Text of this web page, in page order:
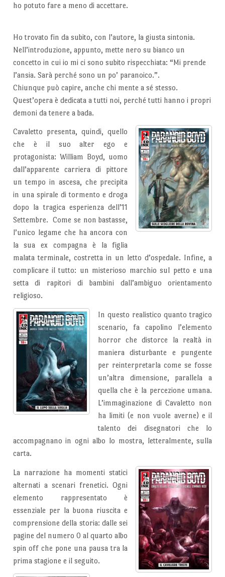
ho potuto fare a meno di accettare.
Ho trovato fin da subito, con l’autore, la giusta sintonia.
Nell’introduzione, appunto, mette nero su bianco un
concetto in cui io mi ci sono subito rispecchiata: “Mi prende
l’ansia. Sarà perché sono un po’ paranoico.”.
Chiunque può capire, anche chi mente a sé stesso.
Quest’opera è dedicata a tutti noi, perché tutti hanno i propri
demoni da tenere a bada.
Cavaletto presenta, quindi, quello
che è il suo alter ego e
protagonista: William Boyd, uomo
dall’apparente carriera di pittore
un tempo in ascesa, che precipita
in una spirale di tormento e droga
dopo la tragica esperienza dell’11
Settembre. Come se non bastasse,
l’unico legame che ha ancora con
la sua ex compagna è la figlia
malata terminale, costretta in un letto d’ospedale. Infine, a
complicare il tutto: un misterioso marchio sul petto e una
setta di rapitori di bambini dall’ambiguo orientamento
religioso.
In questo realistico quanto tragico
scenario, fa capolino l’elemento
horror che distorce la realtà in
maniera disturbante e pungente
per reinterpretarla come se fosse
un’altra dimensione, parallela a
quella che è la percezione umana.
L’immaginazione di Cavaletto non
ha limiti (e non vuole averne) e il
talento dei disegnatori che lo
accompagnano in ogni albo lo mostra, letteralmente, sulla
carta.
La narrazione ha momenti statici
alternati a scenari frenetici. Ogni
elemento rappresentato è
essenziale per la buona riuscita e
comprensione della storia: dalle sei
pagine del numero 0 al quarto albo
spin off che pone una pausa tra la
prima stagione e il seguito.